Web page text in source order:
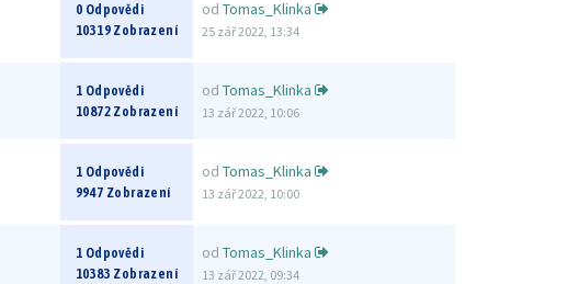
0 Odpovědi
10319 Zobrazení
od Tomas_Klinka
25 zář 2022, 13:34
1 Odpovědi
10872 Zobrazení
od Tomas_Klinka
13 zář 2022, 10:06
1 Odpovědi
9947 Zobrazení
od Tomas_Klinka
13 zář 2022, 10:00
1 Odpovědi
10383 Zobrazení
od Tomas_Klinka
13 zář 2022, 09:34